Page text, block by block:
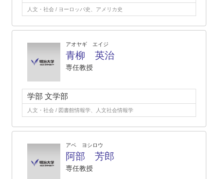
人文・社会 / ヨーロッパ史、アメリカ史
アオヤギ エイジ
青柳 英治
専任教授
学部 文学部
人文・社会 / 図書館情報学、人文社会情報学
アベ ヨシロウ
阿部 芳郎
専任教授